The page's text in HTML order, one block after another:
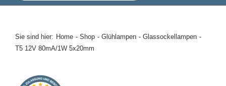
Kontakt
Sie sind hier: Home Shop Glühlampen
Glassockellampen
T5 12V 80mA/1W 5x20mm